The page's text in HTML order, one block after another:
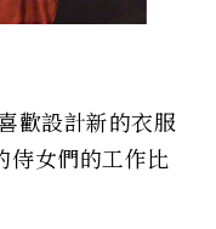
歡設計新的衣服
侍女們的工作比